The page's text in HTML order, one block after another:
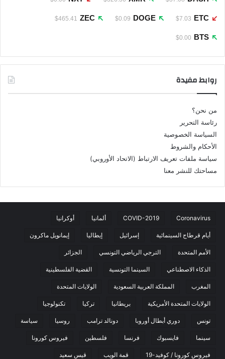
ETC
$7.03
DOGE
$0.09
ZEC
$465.41
BTS
$0.00
روابط مفيدة
من نحن؟
رئاسة التحرير
السياسة الخصوصية
الأحكام والشروط
سياسة ملفات تعريف الارتباط (الاتحاد الأوروبي)
مساحتك للنشر معنا
Coronavirus
COVID-2019 ألمانيا أوكرانيا
أيام قرطاج السينمائية إسرائيل إيطاليا إيمانويل ماكرون
الأمم المتحدة الترجي الرياضي التونسي الجزائر
الذكاء الاصطناعي السينما التونسية القضية الفلسطينية
المغرب المملكة العربية السعودية الولايات المتحدة
الولايات المتحدة الأمريكية بريطانيا تركيا تكنولوجيا
تونس دوري أبطال أوروبا دونالد ترامب روسيا سياسة
سينما فايسبوك فرنسا فلسطين فيروس كورونا
فيروس كورونا / كوفيد-19 قمة الويب قيس سعيد